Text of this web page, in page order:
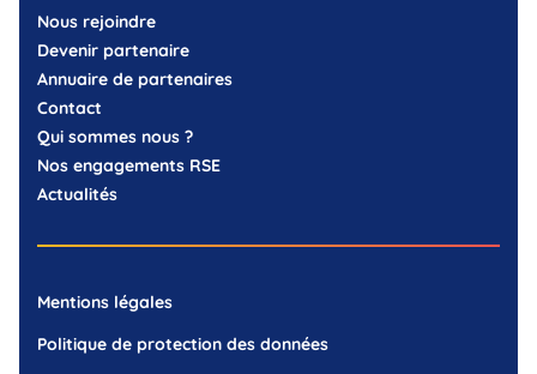
Nous rejoindre
Devenir partenaire
Annuaire de partenaires
Contact
Qui sommes nous ?
Nos engagements RSE
Actualités
Mentions légales
Politique de protection des données